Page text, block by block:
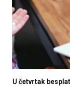
U četvrtak